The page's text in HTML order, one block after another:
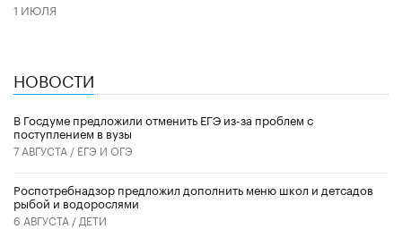
1 ИЮЛЯ
НОВОСТИ
В Госдуме предложили отменить ЕГЭ из-за проблем с
поступлением в вузы
7 АВГУСТА / ЕГЭ И ОГЭ
Роспотребнадзор предложил дополнить меню школ и детсадов
рыбой и водорослями
6 АВГУСТА / ДЕТИ